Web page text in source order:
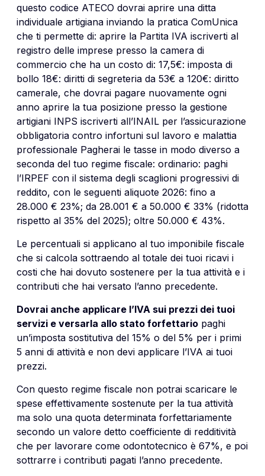
questo codice ATECO dovrai aprire una ditta
individuale artigiana inviando la pratica ComUnica
che ti permette di: aprire la Partita IVA iscriverti al
registro delle imprese presso la camera di
commercio che ha un costo di: 17,5€: imposta di
bollo 18€: diritti di segreteria da 53€ a 120€: diritto
camerale, che dovrai pagare nuovamente ogni
anno aprire la tua posizione presso la gestione
artigiani INPS iscriverti all’INAIL per l’assicurazione
obbligatoria contro infortuni sul lavoro e malattia
professionale Pagherai le tasse in modo diverso a
seconda del tuo regime fiscale: ordinario: paghi
l’IRPEF con il sistema degli scaglioni progressivi di
reddito, con le seguenti aliquote 2026: fino a
28.000 € 23%; da 28.001 € a 50.000 € 33% (ridotta
rispetto al 35% del 2025); oltre 50.000 € 43%.
Le percentuali si applicano al tuo imponibile fiscale
che si calcola sottraendo al totale dei tuoi ricavi i
costi che hai dovuto sostenere per la tua attività e i
contributi che hai versato l’anno precedente.
Dovrai anche applicare l’IVA sui prezzi dei tuoi
servizi e versarla allo stato forfettario paghi
un’imposta sostitutiva del 15% o del 5% per i primi
5 anni di attività e non devi applicare l’IVA ai tuoi
prezzi.
Con questo regime fiscale non potrai scaricare le
spese effettivamente sostenute per la tua attività
ma solo una quota determinata forfettariamente
secondo un valore detto coefficiente di redditività
che per lavorare come odontotecnico è 67%, e poi
sottrarre i contributi pagati l’anno precedente.